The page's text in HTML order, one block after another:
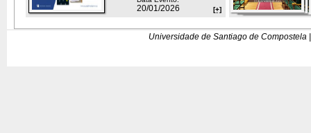
20/01/2026 [+]
Universidade de Santiago de